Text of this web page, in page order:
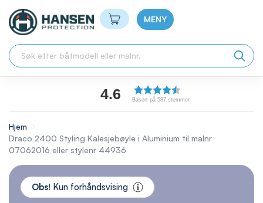
Min handlekurv
MENY
4.6 Basert på 587 stemmer
Hjem
Draco 2400 Styling Kalesjebøyle i Aluminium til malnr
07062016 eller stylenr 44936
Skip
Obs! Kun forhåndsvising